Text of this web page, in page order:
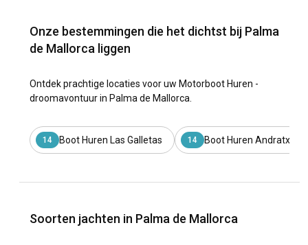
Onze bestemmingen die het dichtst bij Palma
de Mallorca liggen
Ontdek prachtige locaties voor uw Motorboot Huren -
droomavontuur in Palma de Mallorca.
14 Boot Huren Las Galletas 14 Boot Huren Andratx
Soorten jachten in Palma de Mallorca